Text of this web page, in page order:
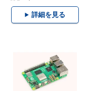
詳細を見る